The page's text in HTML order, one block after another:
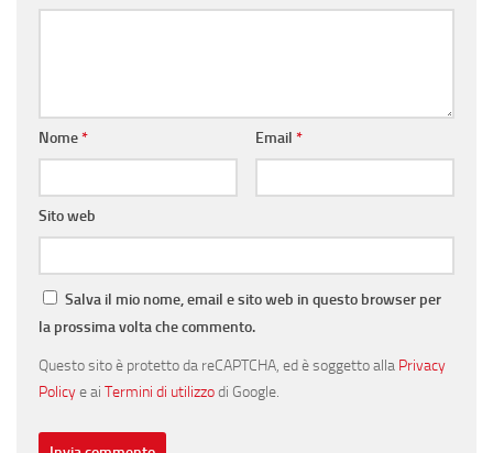
Nome* Email *
Sito web
Salva il mio nome, email e sito web in questo browser per
la prossima volta che commento.
Questo sito è protetto da reCAPTCHA, ed è soggetto alla Privacy
Policye ai Termini di utilizzodi Google.